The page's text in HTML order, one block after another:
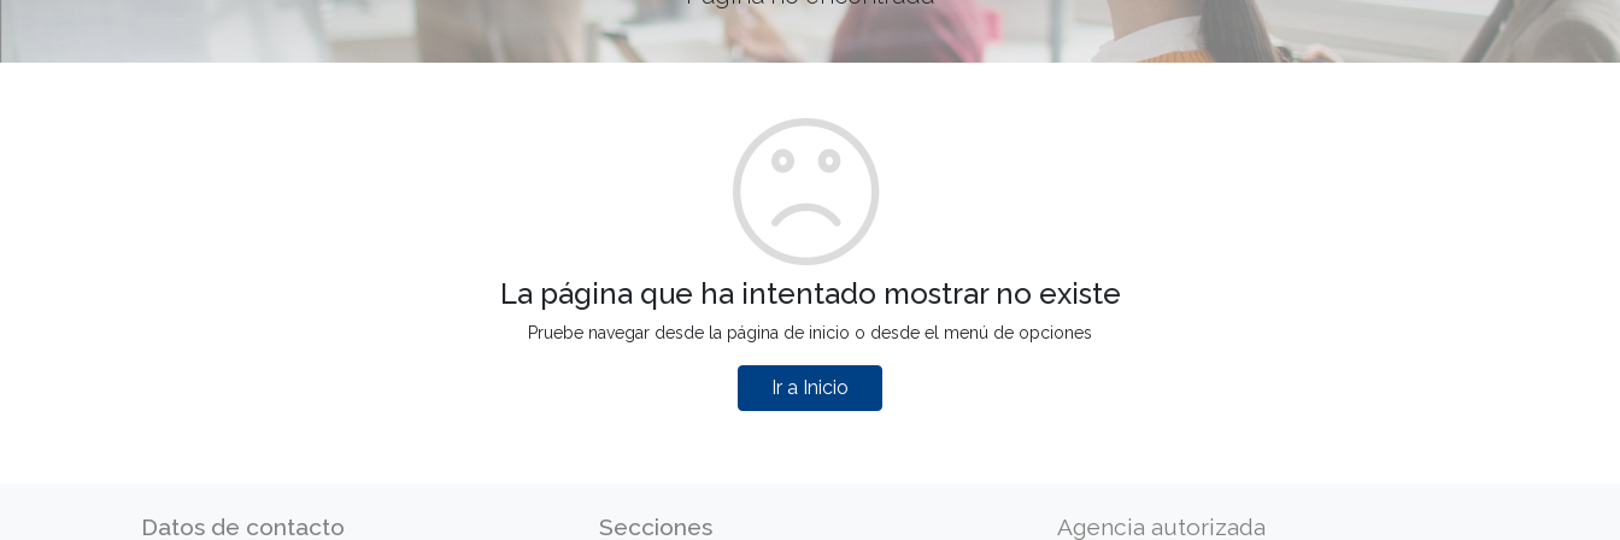
La página que ha intentado mostrar no existe
Pruebe navegar desde la página de inicio o desde el menú de opciones
Ir a Inicio
Datos de contacto Secciones Agencia autorizada